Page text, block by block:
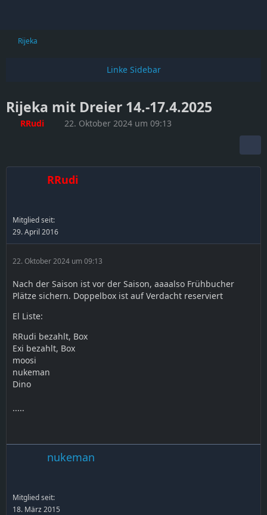
Rijeka
Rijeka mit Dreier 14.-17.4.2025
RRudi 22. Oktober 2024 um 09:13
RRudi
Mitglied seit:
29. April 2016
22. Oktober 2024 um 09:13
Nach der Saison ist vor der Saison, aaaalso Frühbucher
Plätze sichern. Doppelbox ist auf Verdacht reserviert
El Liste:
RRudi bezahlt, Box
Exi bezahlt, Box
moosi
nukeman
Dino
.....
nukeman
Mitglied seit:
18. März 2015